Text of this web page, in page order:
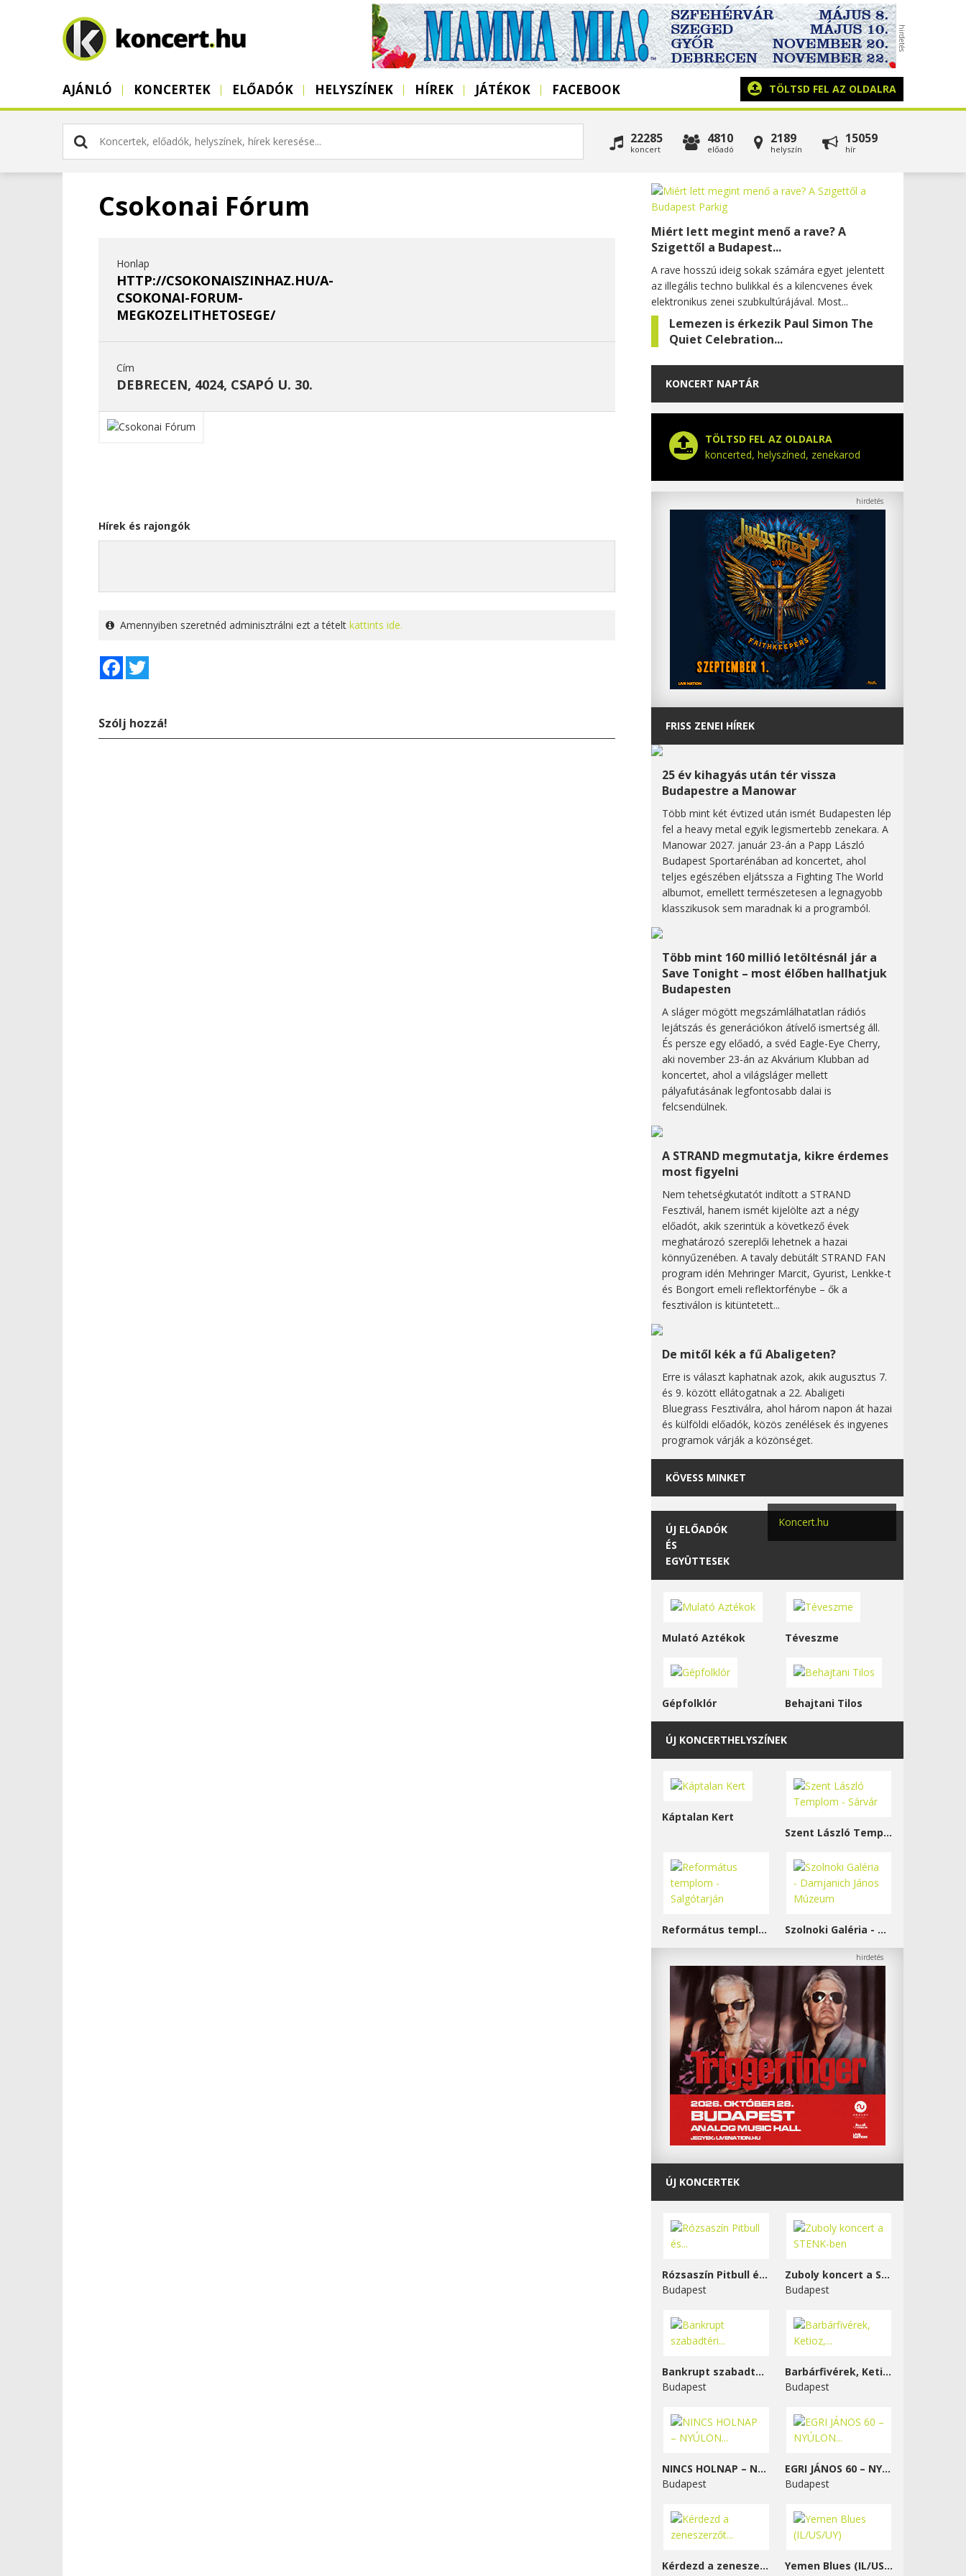
AJÁNLÓ KONCERTEK ELŐADÓK HELYSZÍNEK HÍREK JÁTÉKOK FACEBOOK TÖLTSD FEL AZ OLDALRA
22285
koncert
4810
előadó
2189
helyszín
15059
hír
Csokonai Fórum
Honlap
HTTP://CSOKONAISZINHAZ.HU/A-
CSOKONAI-FORUM-
MEGKOZELITHETOSEGE/
Cím
DEBRECEN, 4024, CSAPÓ U. 30.
Hírek és rajongók
Amennyiben szeretnéd adminisztrálni ezt a tételt kattints ide.
Facebook
Szólj hozzá!
Miért lett megint menő a rave? A
Szigettől a Budapest...
A rave hosszú ideig sokak számára egyet jelentett
az illegális techno bulikkal és a kilencvenes évek
elektronikus zenei szubkultúrájával. Most...
Lemezen is érkezik Paul Simon The
Quiet Celebration...
KONCERT NAPTÁR
TÖLTSD FEL AZ OLDALRA
koncerted, helyszíned, zenekarod
FRISS ZENEI HÍREK
25 év kihagyás után tér vissza
Budapestre a Manowar
Több mint két évtized után ismét Budapesten lép
fel a heavy metal egyik legismertebb zenekara. A
Manowar 2027. január 23-án a Papp László
Budapest Sportarénában ad koncertet, ahol
teljes egészében eljátssza a Fighting The World
albumot, emellett természetesen a legnagyobb
klasszikusok sem maradnak ki a programból.
Több mint 160 millió letöltésnál jár a
Save Tonight – most élőben hallhatjuk
Budapesten
A sláger mögött megszámlálhatatlan rádiós
lejátszás és generációkon átívelő ismertség áll.
És persze egy előadó, a svéd Eagle-Eye Cherry,
aki november 23-án az Akvárium Klubban ad
koncertet, ahol a világsláger mellett
pályafutásának legfontosabb dalai is
felcsendülnek.
A STRAND megmutatja, kikre érdemes
most figyelni
Nem tehetségkutatót indított a STRAND
Fesztivál, hanem ismét kijelölte azt a négy
előadót, akik szerintük a következő évek
meghatározó szereplői lehetnek a hazai
könnyűzenében. A tavaly debütált STRAND FAN
program idén Mehringer Marcit, Gyurist, Lenkke-t
és Bongort emeli reflektorfénybe – ők a
fesztiválon is kitüntetett...
De mitől kék a fű Abaligeten?
Erre is választ kaphatnak azok, akik augusztus 7.
és 9. között ellátogatnak a 22. Abaligeti
Bluegrass Fesztiválra, ahol három napon át hazai
és külföldi előadók, közös zenélések és ingyenes
programok várják a közönséget.
KÖVESS MINKET
Koncert.hu
ÚJ ELŐADÓK
ÉS
EGYÜTTESEK
Mulató Aztékok Téveszme
Gépfolklór Behajtani Tilos
ÚJ KONCERTHELYSZÍNEK
Káptalan Kert
Szent László Templom - Sárvár
Református templom - Salgótarján Szolnoki Galéria - Damjanich János Múzeum
ÚJ KONCERTEK
Rózsaszín Pitbull és...
Budapest
Zuboly koncert a STENK-ben
Budapest
Bankrupt szabadtéri...
Budapest
Barbárfivérek, Ketioz,...
Budapest
NINCS HOLNAP – NYÚLON...
Budapest
EGRI JÁNOS 60 – NYÚLON...
Budapest
Kérdezd a zeneszerzőt...
Yemen Blues (IL/US/UY)